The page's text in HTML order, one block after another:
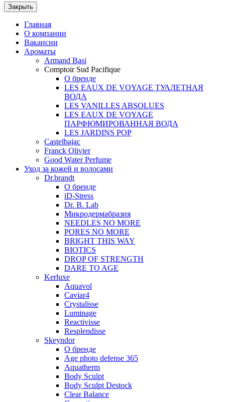
Закрыть
Главная
О компании
Вакансии
Ароматы
Armand Basi
Comptoir Sud Pacifique
О бренде
LES EAUX DE VOYAGE ТУАЛЕТНАЯ
ВОДА
LES VANILLES ABSOLUES
LES EAUX DE VOYAGE
ПАРФЮМИРОВАННАЯ ВОДА
LES JARDINS POP
Castelbajac
Franck Olivier
Good Water Perfume
Уход за кожей и волосами
Dr.brandt
О бренде
iD-Stress
Dr. B. Lab
Микродермабразия
NEEDLES NO MORE
PORES NO MORE
BRIGHT THIS WAY
BIOTICS
DROP OF STRENGTH
DARE TO AGE
Kerluxe
Aquavol
Caviar4
Crystalisse
Luminage
Reactivisse
Resplendisse
Skeyndor
О бренде
Age photo defense 365
Aquatherm
Body Sculpt
Body Sculpt Destock
Clear Balance